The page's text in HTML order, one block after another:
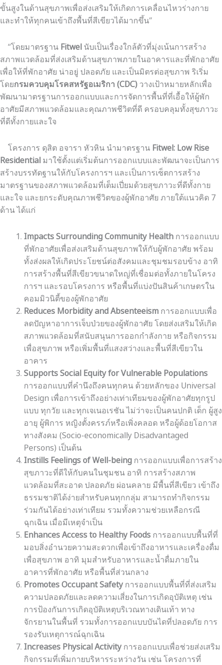
ขั้นสูงในด้านสุขภาพเพื่อส่งเสริมให้เกิดการเคลื่อนไหวร่างกาย
และทำให้ทุกคนเข้าถึงพื้นที่สีเขียวได้มากขึ้น”
“โดยมาตรฐาน Fitwel นับเป็นเรื่องใกล้ตัวที่มุ่งเน้นการสร้าง
สภาพแวดล้อมที่ส่งเสริมด้านสุขภาพภายในอาคารและที่พักอาศัย
เพื่อให้ที่พักอาศัย น่าอยู่ ปลอดภัย และเป็นมิตรต่อสุขภาพ ริเริ่ม
โดยกรมควบคุมโรคสหรัฐอเมริกา (CDC) วางเป้าหมายหลักเพื่อ
พัฒนามาตรฐานการออกแบบและการจัดการพื้นที่ที่เอื้อให้ผู้พัก
อาศัยมีสภาพแวดล้อมและคุณภาพชีวิตที่ดี ครอบคลุมทั้งสุขภาวะ
ที่ดีทั้งกายและใจ
โครงการ ดุสิต อจารา หัวหิน นำมาตรฐาน Fitwel: Low Rise
Residential มาใช้ตั้งแต่เริ่มต้นการออกแบบและพัฒนาจะเป็นการ
สร้างบรรทัดฐานให้กับโครงการฯ และเป็นการเซ็ตการสร้าง
มาตรฐานของสภาพแวดล้อมที่เต็มเปี่ยมด้วยสุขภาวะที่ดีทั้งกาย
และใจ และยกระดับคุณภาพชีวิตของผู้พักอาศัย ภายใต้แนวคิด 7
ด้าน ได้แก่
Impacts Surrounding Community Health การออกแบบ
ที่พักอาศัยเพื่อส่งเสริมด้านสุขภาพให้กับผู้พักอาศัย พร้อม
ทั้งส่งผลให้เกิดประโยชน์ต่อสังคมและชุมชมรอบข้าง อาทิ
การสร้างพื้นที่สีเขียวขนาดใหญ่ที่เชื่อมต่อทั้งภายในโครง
การฯ และรอบโครงการ หรือพื้นที่แบ่งปันสินค้าเกษตรใน
คอมมิวนิตี้ของผู้พักอาศัย
Reduces Morbidity and Absenteeism การออกแบบเพื่อ
ลดปัญหาอาการเจ็บป่วยของผู้พักอาศัย โดยส่งเสริมให้เกิด
สภาพแวดล้อมที่สนับสนุนการออกกำลังกาย หรือกิจกรรม
เพื่อสุขภาพ หรือเพิ่มพื้นที่แสงสว่างและพื้นที่สีเขียวใน
อาคาร
Supports Social Equity for Vulnerable Populations
การออกแบบที่คำนึงถึงคนทุกคน ด้วยหลักของ Universal
Design เพื่อการเข้าถึงอย่างเท่าเทียมของผู้พักอาศัยทุกรูป
แบบ ทุกวัย และทุกเจเนอเรชัน ไม่ว่าจะเป็นคนปกติ เด็ก ผู้สูง
อายุ ผู้พิการ หญิงตั้งครรภ์หรือเพิ่งคลอด หรือผู้ด้อยโอกาส
ทางสังคม (Socio-economically Disadvantaged
Persons) เป็นต้น
Instills Feelings of Well-being การออกแบบเพื่อการสร้าง
สุขภาวะที่ดีให้กับคนในชุมชน อาทิ การสร้างสภาพ
แวดล้อมที่สะอาด ปลอดภัย ผ่อนคลาย มีพื้นที่สีเขียว เข้าถึง
ธรรมชาติได้ง่ายสำหรับคนทุกกลุ่ม สามารถทำกิจกรรม
ร่วมกันได้อย่างเท่าเทียม รวมทั้งความช่วยเหลือกรณี
ฉุกเฉิน เมื่อมีเหตุจำเป็น
Enhances Access to Healthy Foods การออกแบบพื้นที่ที่
มอบสิ่งอำนวยความสะดวกเพื่อเข้าถึงอาหารและเครื่องดื่ม
เพื่อสุขภาพ อาทิ มุมสำหรับอาหารและน้ำดื่มภายใน
อาคารที่พักอาศัย หรือพื้นที่ส่วนกลาง
Promotes Occupant Safetyการออกแบบพื้นที่ที่ส่งเสริม
ความปลอดภัยและลดความเสี่ยงในการเกิดอุบัติเหตุ เช่น
การป้องกันการเกิดอุบัติเหตุบริเวณทางเดินเท้า ทาง
จักรยานในพื้นที่ รวมทั้งการออกแบบบันไดที่ปลอดภัย การ
รองรับเหตุการณ์ฉุกเฉิน
Increases Physical Activityการออกแบบเพื่อช่วยส่งเสริม
กิจกรรมที่เพิ่มกายบริหารระหว่างวัน เช่น โครงการที่